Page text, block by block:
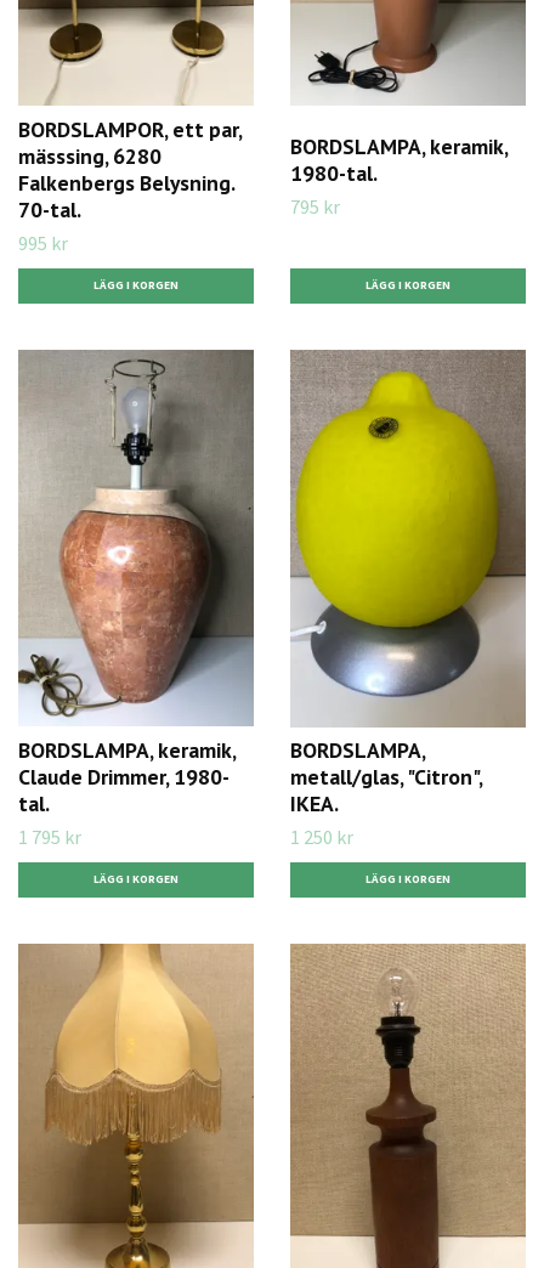
BORDSLAMPOR, ett par,
mässsing, 6280
Falkenbergs Belysning.
70-tal.
995 kr
BORDSLAMPA, keramik,
1980-tal.
795 kr
BORDSLAMPA, keramik,
Claude Drimmer, 1980-
tal.
1 795 kr
BORDSLAMPA,
metall/glas, "Citron",
IKEA.
1 250 kr